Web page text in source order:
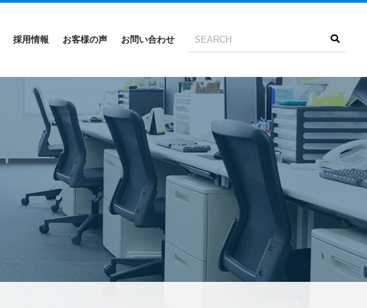
採用情報 お客様の声 お問い合わせ